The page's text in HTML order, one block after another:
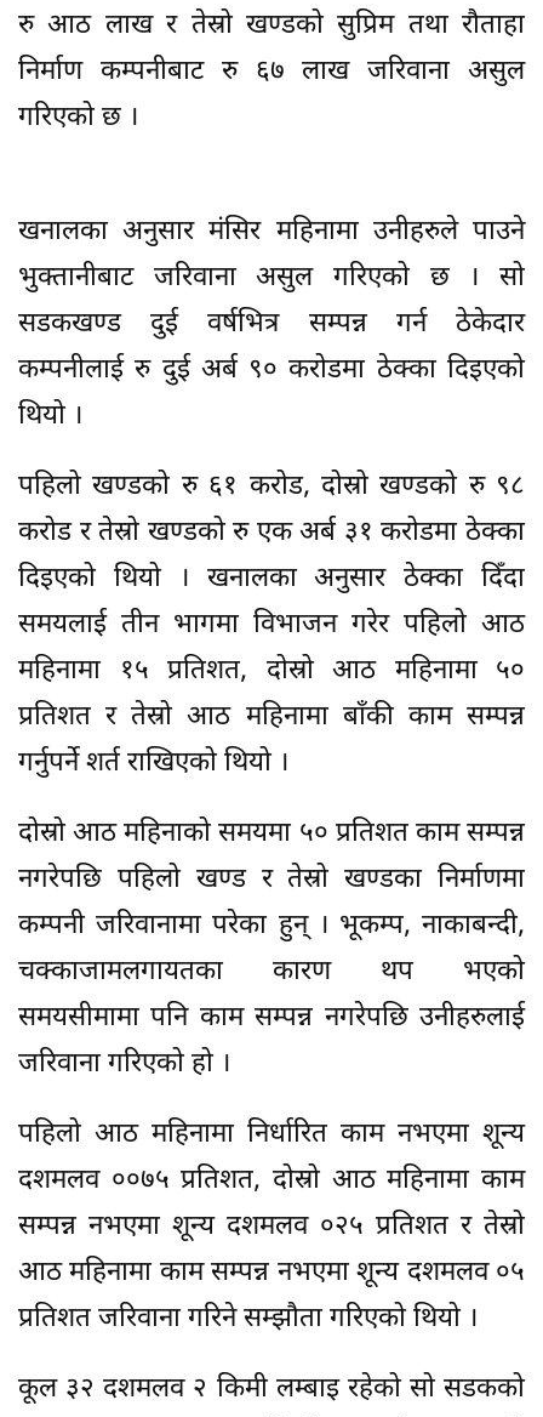
रु आठ लाख र तेस्रो खण्डको सुप्रिम तथा रौताहा
निर्माण कम्पनीबाट रु ६७ लाख जरिवाना असुल
गरिएको छ ।
खनालका अनुसार मंसिर महिनामा उनीहरुले पाउने
भुक्तानीबाट जरिवाना असुल गरिएको छ । सो
सडकखण्ड दुई वर्षभित्र सम्पन्न गर्न ठेकेदार
कम्पनीलाई रु दुई अर्ब ९० करोडमा ठेक्का दिइएको
थियो ।
पहिलो खण्डको रु ६१ करोड, दोस्रो खण्डको रु ९८
करोड र तेस्रो खण्डको रु एक अर्ब ३१ करोडमा ठेक्का
दिइएको थियो । खनालका अनुसार ठेक्का दिँदा
समयलाई तीन भागमा विभाजन गरेर पहिलो आठ
महिनामा १५ प्रतिशत, दोस्रो आठ महिनामा ५०
प्रतिशत र तेस्रो आठ महिनामा बाँकी काम सम्पन्न
गर्नुपर्ने शर्त राखिएको थियो ।
दोस्रो आठ महिनाको समयमा ५० प्रतिशत काम सम्पन्न
नगरेपछि पहिलो खण्ड र तेस्रो खण्डका निर्माणमा
कम्पनी जरिवानामा परेका हुन् । भूकम्प, नाकाबन्दी,
चक्काजामलगायतका कारण थप भएको
समयसीमामा पनि काम सम्पन्न नगरेपछि उनीहरुलाई
जरिवाना गरिएको हो ।
पहिलो आठ महिनामा निर्धारित काम नभएमा शून्य
दशमलव ००७५ प्रतिशत, दोस्रो आठ महिनामा काम
सम्पन्न नभएमा शून्य दशमलव ०२५ प्रतिशत र तेस्रो
आठ महिनामा काम सम्पन्न नभएमा शून्य दशमलव ०५
प्रतिशत जरिवाना गरिने सम्झौता गरिएको थियो ।
कूल ३२ दशमलव २ किमी लम्बाइ रहेको सो सडकको